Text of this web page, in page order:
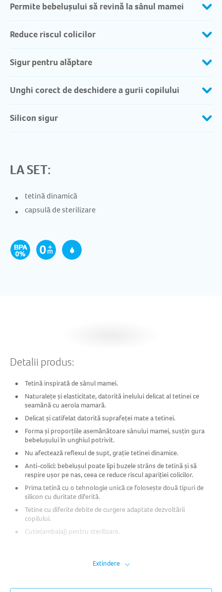
Permite bebelușului să revină la sânul mamei
Reduce riscul colicilor
Sigur pentru alăptare
Unghi corect de deschidere a gurii copilului
Silicon sigur
LA SET:
tetină dinamică
capsulă de sterilizare
Detalii produs:
Tetină inspirată de sânul mamei.
Naturalețe și elasticitate, datorită inelului delicat al tetinei ce
seamănă cu aerola mamară.
Delicat și catifelat datorită suprafeței mate a tetinei.
Forma și proporțiile asemănătoare sânului mamei, susțin gura
bebelușului în unghiul potrivit.
Nu afectează reflexul de supt, grație tetinei dinamice.
Anti-colici: bebelușul poate lipi buzele strâns de tetină și să
respire ușor pe nas, ceea ce reduce riscul apariției colicilor.
Prima tetină cu o tehnologie unică ce folosește două tipuri de
silicon cu duritate diferită.
Tetine cu diferite debite de curgere adaptate dezvoltării
copilului.
Cutie(ambalaj) pentru sterilizare.
Extindere